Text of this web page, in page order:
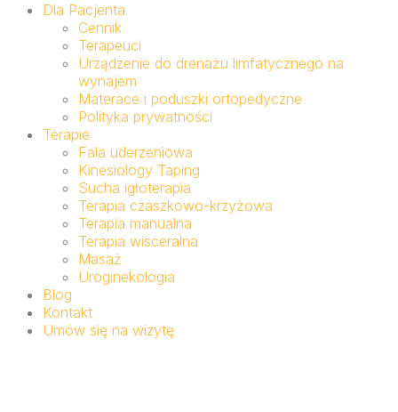
Dla Pacjenta
Cennik
Terapeuci
Urządzenie do drenażu limfatycznego na
wynajem
Materace i poduszki ortopedyczne
Polityka prywatności
Terapie
Fala uderzeniowa
Kinesiology Taping
Sucha igłoterapia
Terapia czaszkowo-krzyżowa
Terapia manualna
Terapia wisceralna
Masaż
Uroginekologia
Blog
Kontakt
Umów się na wizytę